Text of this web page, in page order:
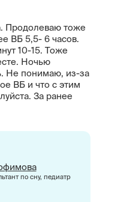
Продолеваю тоже
ВБ 5,5- 6 часов.
10-15. Тоже
Ночью
Не понимаю, из-за
ВБ и что с этим
За ранее
по сну, педиатр